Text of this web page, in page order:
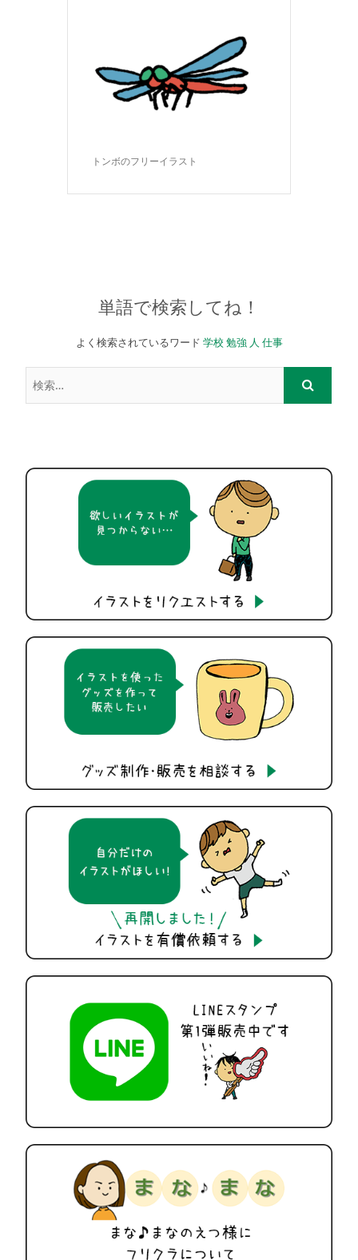
トンボのフリーイラスト
単語で検索してね！
よく検索されているワード 学校 勉強 人 仕事